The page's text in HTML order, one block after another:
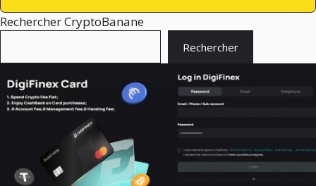
Rechercher CryptoBanane
Rechercher